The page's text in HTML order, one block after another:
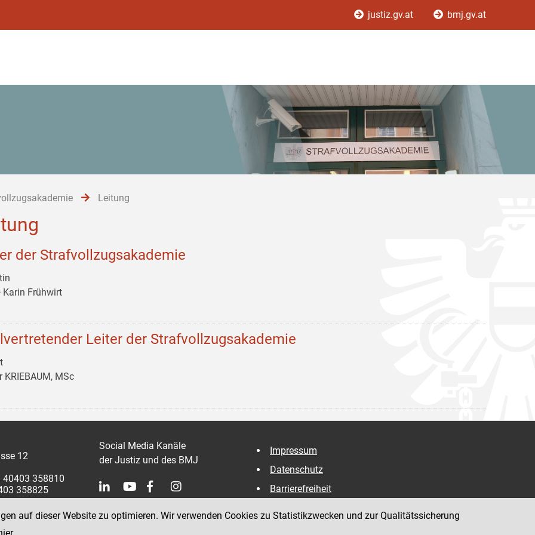
justiz.gv.at bmj.gv.at
Leitung
der Strafvollzugsakademie
Karin Frühwirt
Leiter der Strafvollzugsakademie
KRIEBAUM, MSc
12
40403 358810
358825
Social Media Kanäle
der Justiz und des BMJ
Impressum
Datenschutz
Barrierefreiheit
auf dieser Website zu optimieren. Wir verwenden Cookies zu Statistikzwecken und zur Qualitätssicherung